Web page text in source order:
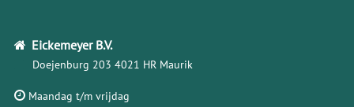
Eickemeyer B.V.
Doejenburg 203 4021 HR Maurik
Maandag t/m vrijdag